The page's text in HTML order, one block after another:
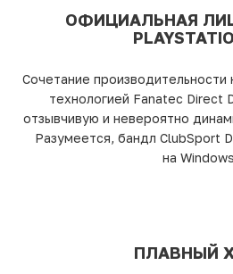
ОФИЦИАЛЬНАЯ
Сочетание производительности
технологией Fanatec Direct
отзывчивую и невероятно
Разумеется, бандл ClubSport
на
ПЛАВНЫЙ